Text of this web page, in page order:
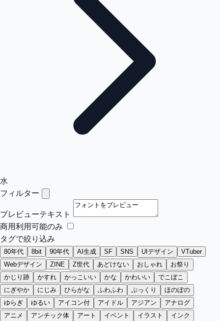
水
フィルター
プレビューテキスト
商用利用可能のみ
タグで絞り込み
80年代 8bit 90年代 AI生成 SF SNS UIデザイン
VTuber
Webデザイン
ZINE Z世代 あどけない おしゃれ
お祭り
かじり跡
かすれ かっこいい かな かわいい
でこぼこ
にぎやか
にじみ ひらがな ふわふわ ぷっくり
ほのぼの
ゆらぎ
ゆるい アイコン付 アイドル アジアン
アナログ
アニメ
アンチック体 アート イベント イラスト
インク